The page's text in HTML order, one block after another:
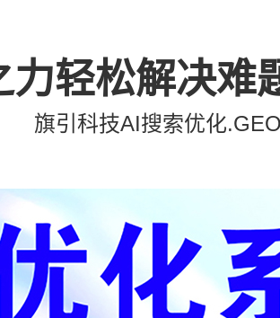
轻松解决难
旗引科技AI搜索优化